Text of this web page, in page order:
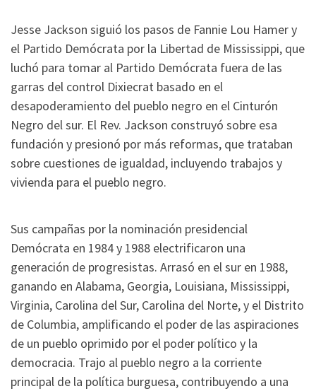
Jesse Jackson siguió los pasos de Fannie Lou Hamer y
el Partido Demócrata por la Libertad de Mississippi, que
luchó para tomar al Partido Demócrata fuera de las
garras del control Dixiecrat basado en el
desapoderamiento del pueblo negro en el Cinturón
Negro del sur. El Rev. Jackson construyó sobre esa
fundación y presionó por más reformas, que trataban
sobre cuestiones de igualdad, incluyendo trabajos y
vivienda para el pueblo negro.
Sus campañas por la nominación presidencial
Demócrata en 1984 y 1988 electrificaron una
generación de progresistas. Arrasó en el sur en 1988,
ganando en Alabama, Georgia, Louisiana, Mississippi,
Virginia, Carolina del Sur, Carolina del Norte, y el Distrito
de Columbia, amplificando el poder de las aspiraciones
de un pueblo oprimido por el poder político y la
democracia. Trajo al pueblo negro a la corriente
principal de la política burguesa, contribuyendo a una